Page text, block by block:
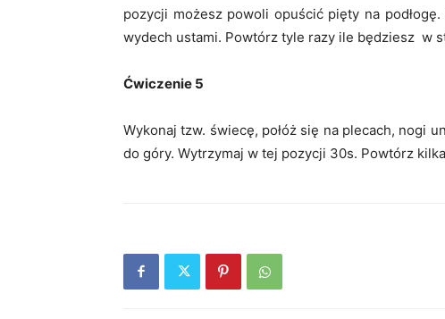
pozycji możesz powoli opuścić pięty na
wydech ustami. Powtórz tyle razy ile będziesz w
Ćwiczenie 5
Wykonaj tzw. świecę, połóż się na plecach, nogi
do góry. Wytrzymaj w tej pozycji 30s. Powtórz